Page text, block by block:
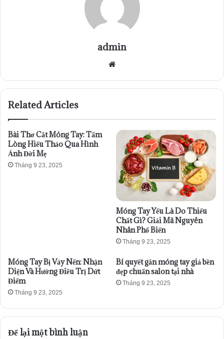
admin
Website
Related Articles
Bài Thơ Cắt Móng Tay: Tấm
Lòng Hiếu Thảo Qua Hình
Ảnh Đời Mẹ
Tháng 9 23, 2025
Móng Tay Yếu Là Do Thiếu
Chất Gì? Giải Mã Nguyên
Nhân Phổ Biến
Tháng 9 23, 2025
Móng Tay Bị Vảy Nến: Nhận
Diện Và Hướng Điều Trị Dứt
Điểm
Tháng 9 23, 2025
Bí quyết gắn móng tay giả bền
đẹp chuẩn salon tại nhà
Tháng 9 23, 2025
Để lại một bình luận